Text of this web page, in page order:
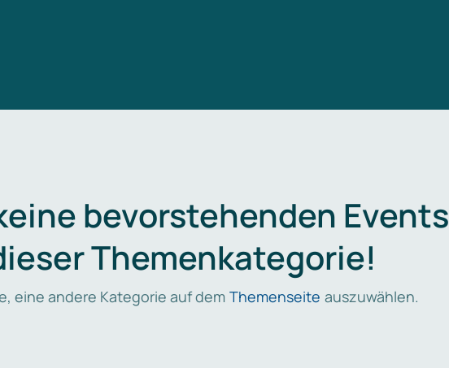
bevorstehenden Events
Themenkategorie!
eine andere Kategorie auf dem Themenseite auszuwählen.